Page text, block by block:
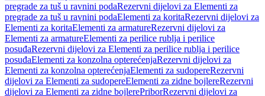
pregrade za tuš u ravnini podaRezervni dijelovi za Elementi za
pregrade za tuš u ravnini podaElementi za koritaRezervni dijelovi za
Elementi za koritaElementi za armatureRezervni dijelovi za
Elementi za armatureElementi za perilice rublja i perilice
posuđaRezervni dijelovi za Elementi za perilice rublja i perilice
posuđaElementi za konzolna opterećenjaRezervni dijelovi za
Elementi za konzolna opterećenjaElementi za sudopereRezervni
dijelovi za Elementi za sudopereElementi za zidne bojlereRezervni
dijelovi za Elementi za zidne bojlerePriborRezervni dijelovi za